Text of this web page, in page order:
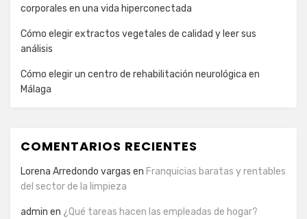
corporales en una vida hiperconectada
Cómo elegir extractos vegetales de calidad y leer sus
análisis
Cómo elegir un centro de rehabilitación neurológica en
Málaga
COMENTARIOS RECIENTES
Lorena Arredondo vargas en Franquicias baratas y rentables
del sector de la limpieza
admin en ¿Qué tareas hacen las empleadas de hogar?